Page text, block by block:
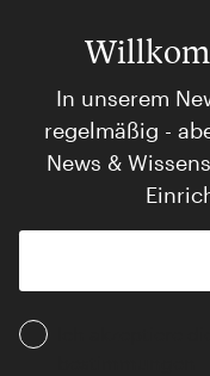
In unserem
regelmäßig -
News &